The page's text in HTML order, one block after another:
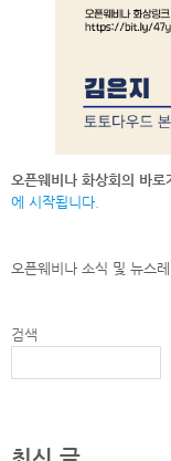
오픈웨비나 화상회의 바로
에 시작됩니다.
오픈웨비나 소식 및 뉴스
검색